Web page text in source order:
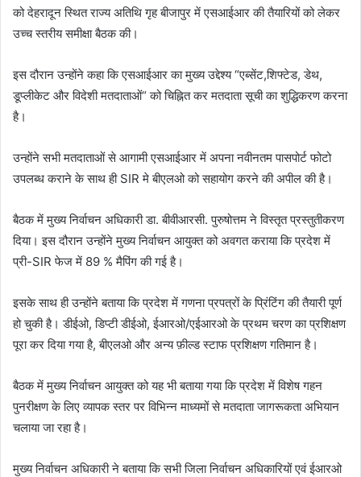
को देहरादून स्थित राज्य अतिथि गृह बीजापुर में एसआईआर की तैयारियों को लेकर
उच्च स्तरीय समीक्षा बैठक की।
इस दौरान उन्होंने कहा कि एसआईआर का मुख्य उद्देश्य “एब्सेंट,शिफ्टेड, डेथ,
डूप्लीकेट और विदेशी मतदाताओं“ को चिह्नित कर मतदाता सूची का शुद्धिकरण करना
है।
उन्होंने सभी मतदाताओं से आगामी एसआईआर में अपना नवीनतम पासपोर्ट फोटो
उपलब्ध कराने के साथ ही SIR मे बीएलओ को सहायोग करने की अपील की है।
बैठक में मुख्य निर्वाचन अधिकारी डा. बीवीआरसी. पुरुषोत्तम ने विस्तृत प्रस्तुतीकरण
दिया। इस दौरान उन्होंने मुख्य निर्वाचन आयुक्त को अवगत कराया कि प्रदेश में
प्री-SIR फेज में 89 % मैपिंग की गई है।
इसके साथ ही उन्होंने बताया कि प्रदेश में गणना प्रपत्रों के प्रिंटिंग की तैयारी पूर्ण
हो चुकी है। डीईओ, डिप्टी डीईओ, ईआरओ/एईआरओ के प्रथम चरण का प्रशिक्षण
पूरा कर दिया गया है, बीएलओ और अन्य फ़ील्ड स्टाफ प्रशिक्षण गतिमान है।
बैठक में मुख्य निर्वाचन आयुक्त को यह भी बताया गया कि प्रदेश में विशेष गहन
पुनरीक्षण के लिए व्यापक स्तर पर विभिन्न माध्यमों से मतदाता जागरूकता अभियान
चलाया जा रहा है।
मुख्य निर्वाचन अधिकारी ने बताया कि सभी जिला निर्वाचन अधिकारियों एवं ईआरओ